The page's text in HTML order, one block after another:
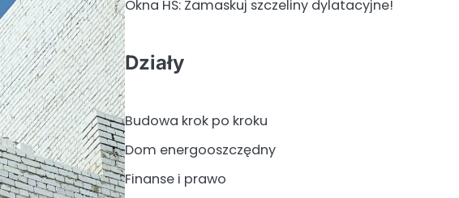
Okna HS: Zamaskuj szczeliny dylatacyjne!
Działy
Budowa krok po kroku
Dom energooszczędny
Finanse i prawo